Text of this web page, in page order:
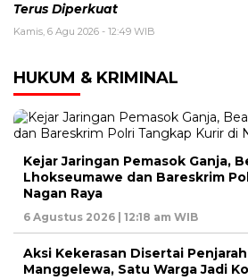
Terus Diperkuat
Kamis, 6 Agu 2026 - 12:49 WIB
HUKUM & KRIMINAL
Kejar Jaringan Pemasok Ganja,
Lhokseumawe dan Bareskrim
Nagan Raya
6 Agustus 2026 | 12:18 am WIB
Aksi Kekerasan Disertai
Manggelewa, Satu Warga Jadi